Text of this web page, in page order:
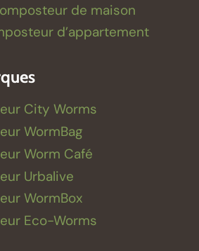
de maison
d’appartement
City Worms
WormBag
Worm Café
Urbalive
WormBox
Eco-Worms